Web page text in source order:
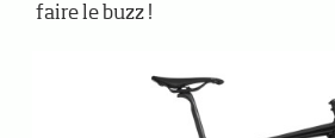
faire le buzz !